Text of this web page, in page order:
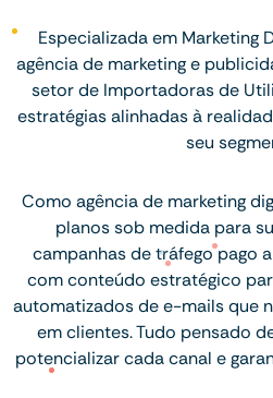
Especializada em Marketing
agência de marketing e
setor de Importadoras de
estratégias alinhadas à
seu
Como agência de marketing
planos sob medida para
campanhas de tráfego pago
com conteúdo estratégico
automatizados de e-mails que
em clientes. Tudo pensado
potencializar cada canal e